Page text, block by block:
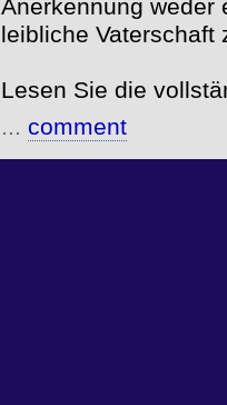
Anerkennung weder
leibliche Vaterschaft
Lesen Sie die
... comment